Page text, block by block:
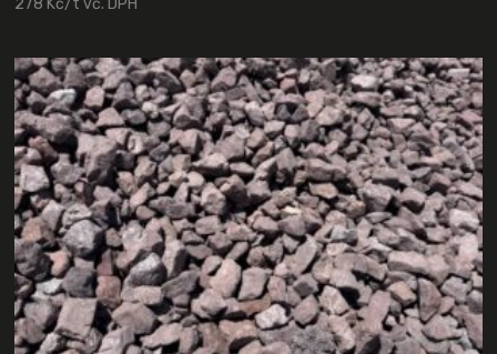
278 Kč/t vč. DPH